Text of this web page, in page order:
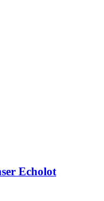
Echolot